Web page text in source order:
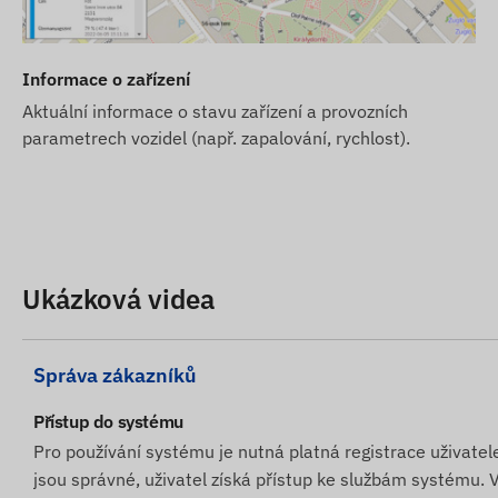
sběr a zpracování dat při použití sledovacího softwaru.
Provozní region
Zařízení je kompatibilní s GSM sítěmi v následujících
Toto zařízení není prodáváno samostatně bez SIM
Zařízení dodáváme připravené k provozu a
mít žádné povinnosti.
Pokud chcete využívat naši SMS upozorňovací službu,
Další informace
Informace o zařízení
Aktuální informace o stavu zařízení a provozních
parametrech vozidel (např. zapalování, rychlost).
Ukázková videa
Správa zákazníků
Přístup do systému
Pro používání systému je nutná platná registrace
jsou správné, uživatel získá přístup ke službám systému.